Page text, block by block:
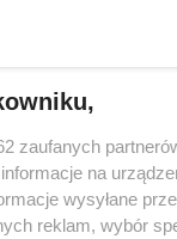
zaufanych
na
wysyłane
reklam, wybór